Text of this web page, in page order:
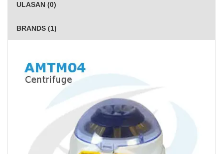
ULASAN (0)
BRANDS (1)